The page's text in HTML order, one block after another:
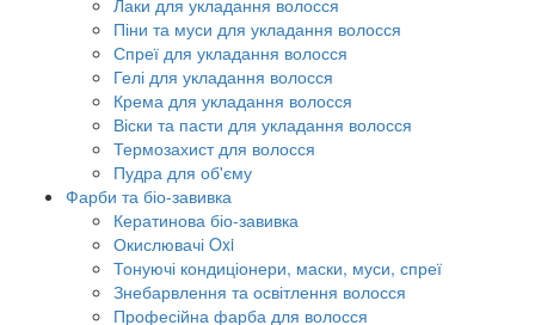
Лаки для укладання волосся
Піни та муси для укладання волосся
Спреї для укладання волосся
Гелі для укладання волосся
Крема для укладання волосся
Віски та пасти для укладання волосся
Термозахист для волосся
Пудра для об'єму
Фарби та біо-завивка
Кератинова біо-завивка
Окислювачі Oxi
Тонуючі кондиціонери, маски, муси, спреї
Знебарвлення та освітлення волосся
Професійна фарба для волосся